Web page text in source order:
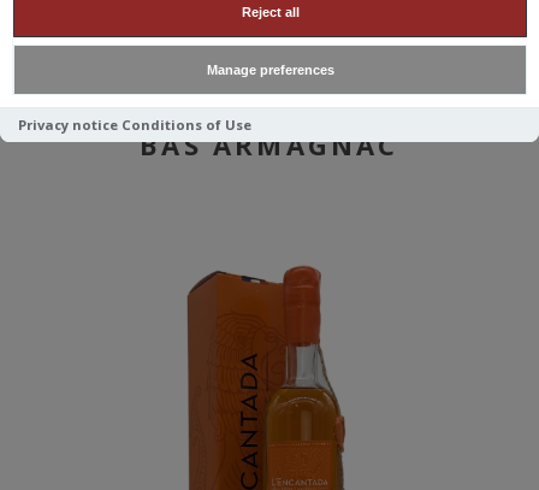
Reject all
Manage preferences
Privacy notice Conditions of Use
ENCANTADA DE LAOUE 1999 BAS ARMAGNAC
ENCANTADA DE LAOUE 1999
BAS ARMAGNAC